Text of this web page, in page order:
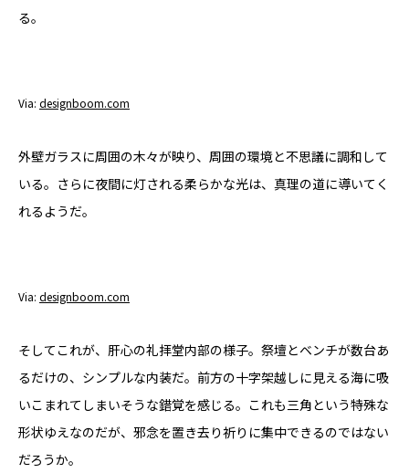
る。
Via: designboom.com
外壁ガラスに周囲の木々が映り、周囲の環境と不思議に調和して
いる。さらに夜間に灯される柔らかな光は、真理の道に導いてく
れるようだ。
Via: designboom.com
そしてこれが、肝心の礼拝堂内部の様子。祭壇とベンチが数台あ
るだけの、シンプルな内装だ。前方の十字架越しに見える海に吸
いこまれてしまいそうな錯覚を感じる。これも三角という特殊な
形状ゆえなのだが、邪念を置き去り祈りに集中できるのではない
だろうか。